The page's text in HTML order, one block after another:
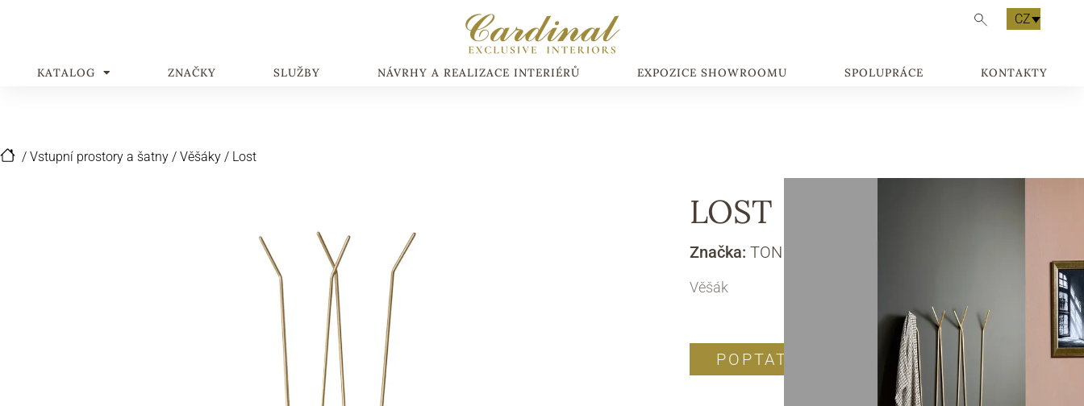
CZ
KATALOG ZNAČKY SLUŽBY NÁVRHY A REALIZACE INTERIÉRŮ EXPOZICE SHOWROOMU SPOLUPRÁCE KONTAKTY
/ Vstupní prostory a šatny / Věšáky / Lost
LOST
Značka: TONIN CASA
Věšák
POPTAT PRODUKT